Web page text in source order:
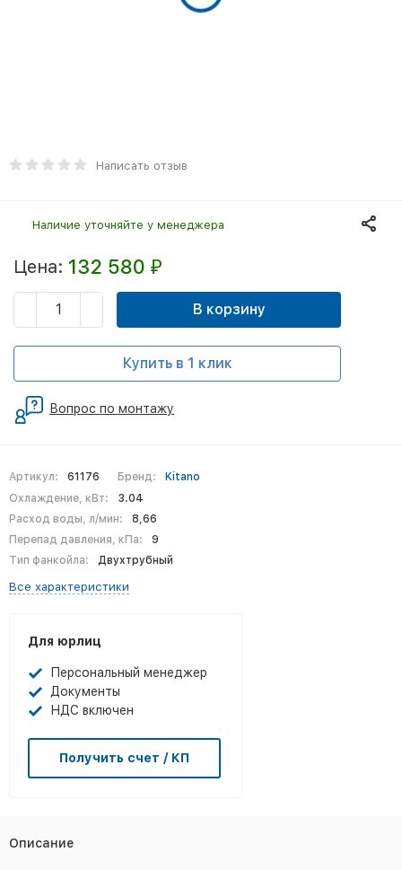
Написать отзыв
Артикул: 61176 Бренд:
Kitano
Охлаждение, кВт:
3.04
Расход воды, л/мин:
8,66
Перепад давления, кПа:
9
Тип фанкойла:
Двухтрубный
Все характеристики
Для юрлиц
Персональный менеджер
Документы
НДС включен
Получить счет / КП
Наличие уточняйте у менеджера
Цена: 132 580 ₽
В корзину
Купить в 1 клик
Вопрос по монтажу
Описание